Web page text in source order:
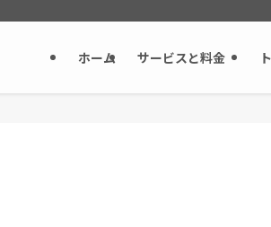
ホーム サービスと料金